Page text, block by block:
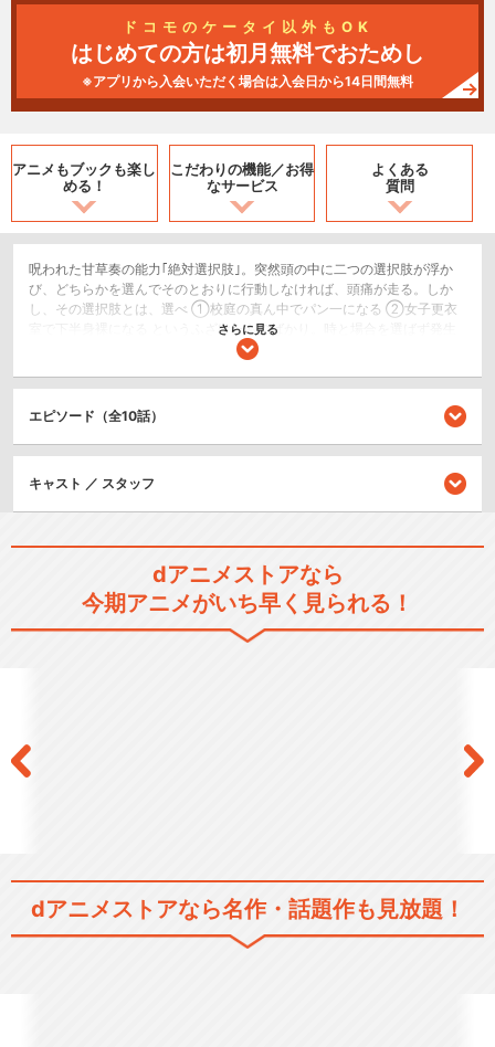
ドコモのケータイ以外もOK
はじめての方は初月無料でおためし
※アプリから入会いただく場合は入会日から14日間無料
アニメもブックも楽し
める！
こだわりの機能／お得
なサービス
よくある
質問
呪われた甘草奏の能力｢絶対選択肢｣。突然頭の中に二つの選択肢が浮か
び、どちらかを選んでそのとおりに行動しなければ、頭痛が走る。しか
し、その選択肢とは、選べ ①校庭の真ん中でパン一になる ②女子更衣
室で下半身裸になる というふざけたものばかり。時と場合を選ばず発生
する絶対選択肢のせいで奏は奇行を繰り返し、学園で｢お断り5(ファイ
択肢を選んだ彼のもとに空から美少女が落ちてきた! 彼女は神様から与え
られるミッションをクリアするために遣わされたパートナーだというが
――!? 学園ラブコメ生活を取り戻すために、奏は全力でアホミッション
に立ち向かう！
恋愛/ラブコメ
さらに見る
エピソード（全10話）
キャスト ／ スタッフ
dアニメストアなら
今期アニメがいち早く見られる！
dアニメストアなら名作・話題作も見放題！